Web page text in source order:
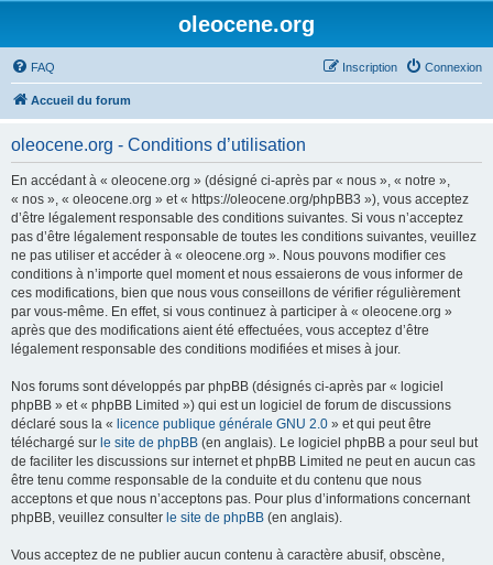
oleocene.org
FAQ Connexion
Inscription
Accueil du forum
oleocene.org - Conditions d’utilisation
En accédant à « oleocene.org » (désigné ci-après par « nous », « notre »,
« nos », « oleocene.org » et « https://oleocene.org/phpBB3 »), vous acceptez
d’être légalement responsable des conditions suivantes. Si vous n’acceptez
pas d’être légalement responsable de toutes les conditions suivantes, veuillez
ne pas utiliser et accéder à « oleocene.org ». Nous pouvons modifier ces
conditions à n’importe quel moment et nous essaierons de vous informer de
ces modifications, bien que nous vous conseillons de vérifier régulièrement
par vous-même. En effet, si vous continuez à participer à « oleocene.org »
après que des modifications aient été effectuées, vous acceptez d’être
légalement responsable des conditions modifiées et mises à jour.
Nos forums sont développés par phpBB (désignés ci-après par « logiciel
phpBB » et « phpBB Limited ») qui est un logiciel de forum de discussions
déclaré sous la « licence publique générale GNU 2.0 » et qui peut être
téléchargé sur le site de phpBB (en anglais). Le logiciel phpBB a pour seul but
de faciliter les discussions sur internet et phpBB Limited ne peut en aucun cas
être tenu comme responsable de la conduite et du contenu que nous
acceptons et que nous n’acceptons pas. Pour plus d’informations concernant
phpBB, veuillez consulter le site de phpBB (en anglais).
Vous acceptez de ne publier aucun contenu à caractère abusif, obscène,